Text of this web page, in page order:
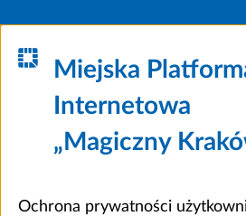
Miejska
Internetowa
„Magiczny
Ochrona prywatności